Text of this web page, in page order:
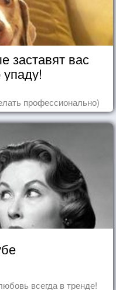
заставят вас
профессионально)
всегда в тренде!